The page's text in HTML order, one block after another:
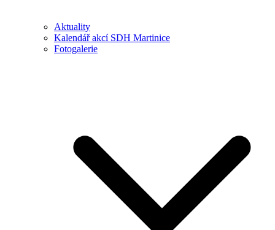
Aktuality
Kalendář akcí SDH Martinice
Fotogalerie